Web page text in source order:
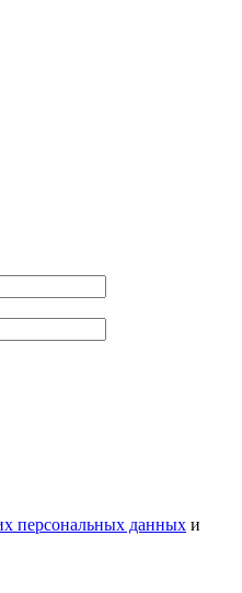
персональных данных и